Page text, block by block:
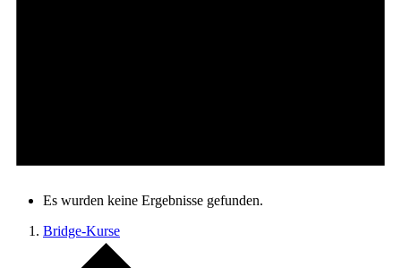
Es wurden keine Ergebnisse gefunden.
Bridge-Kurse